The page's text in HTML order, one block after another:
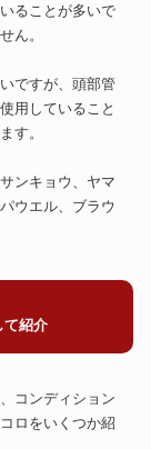
ることが多いで
ん。
ですが、頭部管
用していること
す。
ンキョウ、ヤマ
ウエル、ブラウ
て紹介
コンディション
ロをいくつか紹